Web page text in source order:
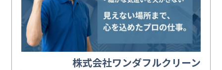
株式会社ワンダフルクリーン